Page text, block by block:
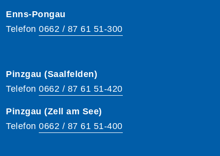
Enns-Pongau
Telefon 0662 / 87 61 51-300
Pinzgau (Saalfelden)
Telefon 0662 / 87 61 51-420
Pinzgau (Zell am See)
Telefon 0662 / 87 61 51-400